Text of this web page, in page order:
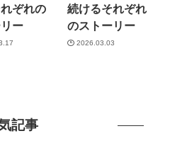
ぞれの
ー
続けるそれぞれ
のストーリー
2026.03.03
記事